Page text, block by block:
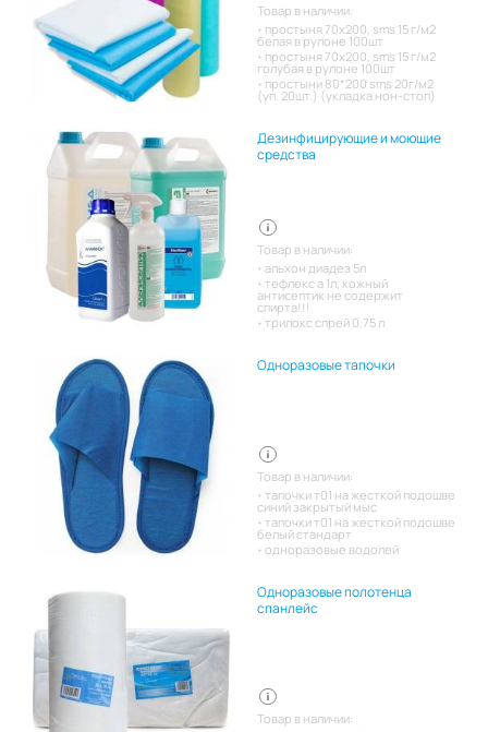
Товар в наличии:
простыня 70х200, sms 15 г/м2
белая в рулоне 100шт
простыня 70х200, sms 15 г/м2
голубая в рулоне 100шт
простыни 80*200 sms 20г/м2
(уп. 20шт.) (укладка нон-стоп)
Дезинфицирующие и моющие
средства
Товар в наличии:
альхон диадез 5л
тефлекс а 1л, кожный
антисептик не содержит
спирта!!!
трилокс спрей 0.75 л
Одноразовые тапочки
Товар в наличии:
тапочки т01 на жесткой подошве
синий закрытый мыс
тапочки т01 на жесткой подошве
белый стандарт
одноразовые водолей
Одноразовые полотенца
спанлейс
Товар в наличии: